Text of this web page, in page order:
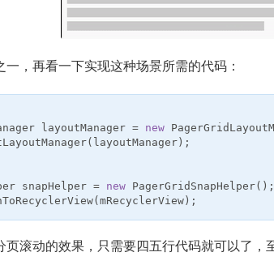
，再看一下实现这种场景所需的代码：
layoutManager = new
( layoutManager );
snapHelper = new PagerGridSnapHelper();
(mRecyclerView );
页滚动的效果，只需要四五行代码就可以了，